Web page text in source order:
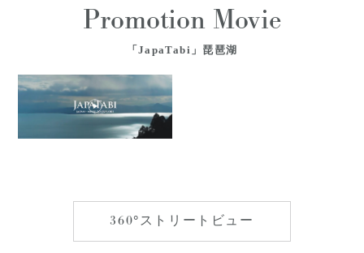
Promotion Movie
「JapaTabi」琵琶湖
360°ストリートビュー